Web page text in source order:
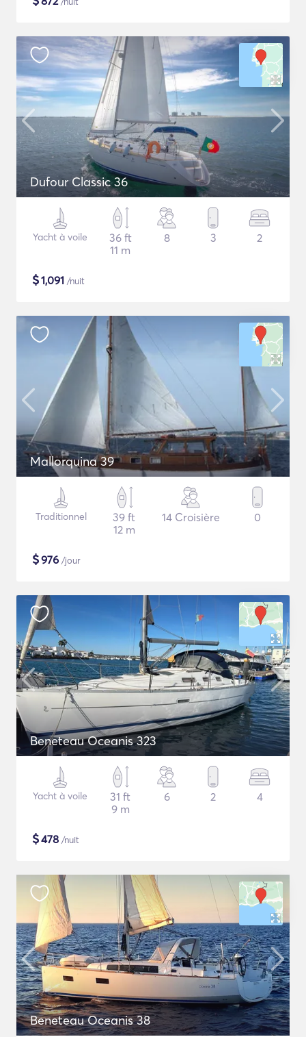
Dufour Classic 36
Yacht à voile
36 ft
11 m
8 3 2
$1,091 /nuit
Mallorquina 39
Traditionnel
39 ft
12 m
14 Croisière 0
$976 /jour
Beneteau Oceanis 323
Yacht à voile
31 ft
9 m
6 2 4
$478 /nuit
Beneteau Oceanis 38